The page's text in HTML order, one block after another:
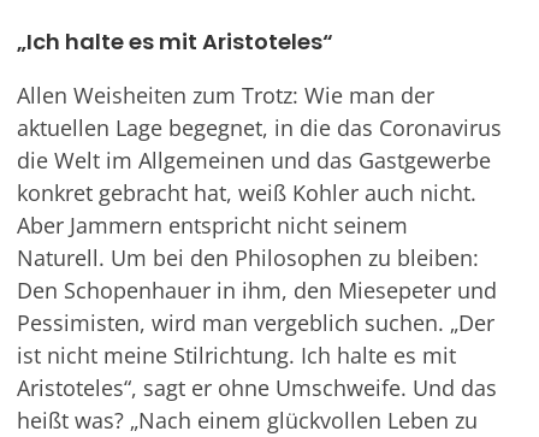
„Ich halte es mit Aristoteles“
Allen Weisheiten zum Trotz: Wie man der
aktuellen Lage begegnet, in die das Coronavirus
die Welt im Allgemeinen und das Gastgewerbe
konkret gebracht hat, weiß Kohler auch nicht.
Aber Jammern entspricht nicht seinem
Naturell. Um bei den Philosophen zu bleiben:
Den Schopenhauer in ihm, den Miesepeter und
Pessimisten, wird man vergeblich suchen. „Der
ist nicht meine Stilrichtung. Ich halte es mit
Aristoteles“, sagt er ohne Umschweife. Und das
heißt was? „Nach einem glückvollen Leben zu